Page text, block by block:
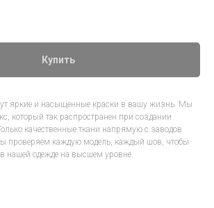
Купить
яркие и насыщенные краски в вашу жизнь. Мы
который так распространен при создании
качественные ткани напрямую с заводов
проверяем каждую модель, каждый шов, чтобы
нашей одежде на высшем уровне.